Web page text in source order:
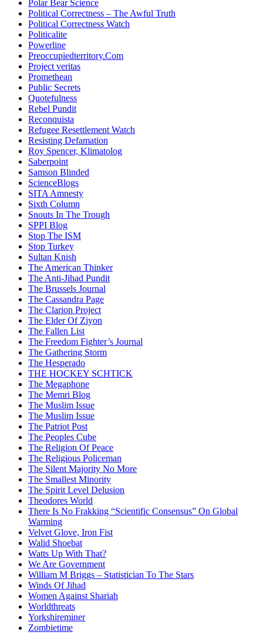
Polar Bear Science
Political Correctness – The Awful Truth
Political Correctness Watch
Politicalite
Powerline
Preoccupiedterritory.Com
Project veritas
Promethean
Public Secrets
Quotefulness
Rebel Pundit
Reconquista
Refugee Resettlement Watch
Resisting Defamation
Roy Spencer, Klimatolog
Saberpoint
Samson Blinded
ScienceBlogs
SITA Amnesty
Sixth Column
Snouts In The Trough
SPPI Blog
Stop The ISM
Stop Turkey
Sultan Knish
The American Thinker
The Anti-Jihad Pundit
The Brussels Journal
The Cassandra Page
The Clarion Project
The Elder Of Ziyon
The Fallen List
The Freedom Fighter’s Journal
The Gathering Storm
The Hesperado
THE HOCKEY SCHTICK
The Megaphone
The Memri Blog
The Muslim Issue
The Muslim Issue
The Patriot Post
The Peoples Cube
The Religion Of Peace
The Religious Policeman
The Silent Majority No More
The Smallest Minority
The Spirit Level Delusion
Theodores World
There Is No Frakking “Scientific Consensus” On Global
Warming
Velvet Glove, Iron Fist
Walid Shoebat
Watts Up With That?
We Are Government
William M Briggs – Statistician To The Stars
Winds Of Jihad
Women Against Shariah
Worldthreats
Yorkshireminer
Zombietime